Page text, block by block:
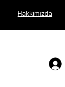
Hakkımızda